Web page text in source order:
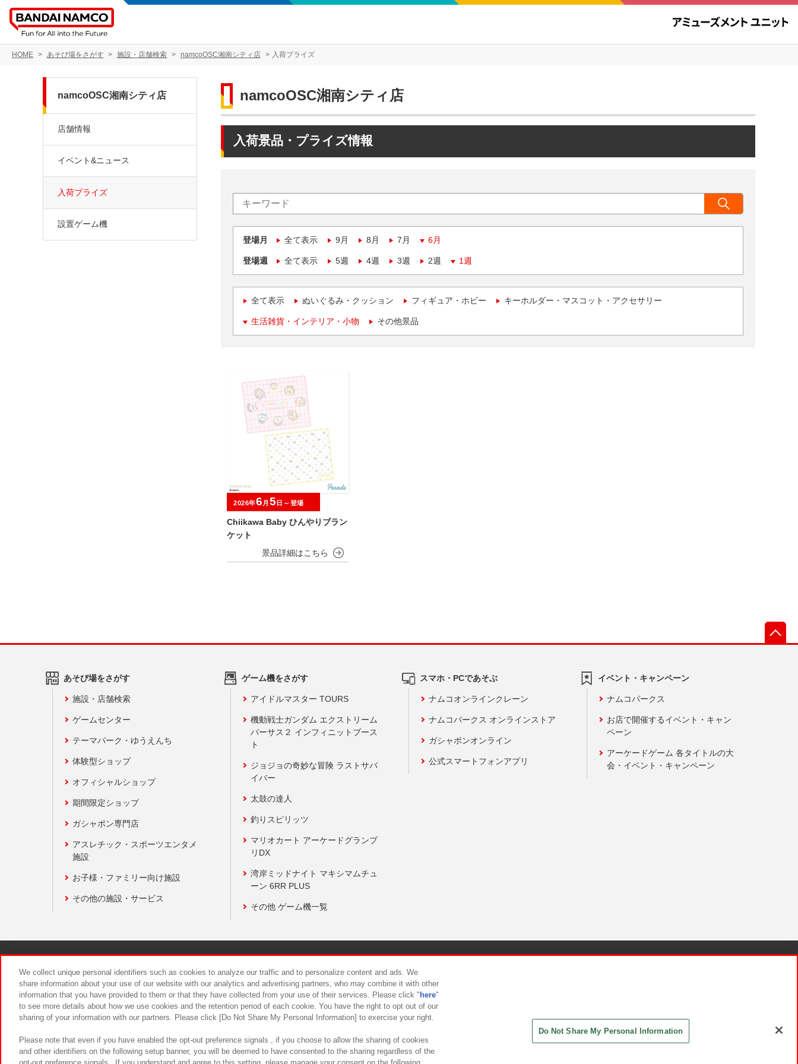
HOME あそび場をさがす 施設・店舗検索 namcoOSC湘南シティ店 入荷プライズ
namcoOSC湘南シティ店
入荷景品・プライズ情報
登場月 全て表示 9月 8月 7月 6月
登場週 全て表示 5週 4週 3週 2週 1週
全て表示 ぬいぐるみ・クッション フィギュア・ホビー キーホルダー・マスコット・アクセサリー
生活雑貨・インテリア・小物 その他景品
Chiikawa Baby ひんやりブラン
ケット
2026年6 月 5 日～登場
namcoOSC湘南シティ店
店舗情報
イベント&ニュース
入荷プライズ
設置ゲーム機
あそび場をさがす
施設・店舗検索
ゲームセンター
テーマパーク・ゆうえんち
体験型ショップ
オフィシャルショップ
期間限定ショップ
ガシャポン専門店
アスレチック・スポーツエンタメ
施設
お子様・ファミリー向け施設
その他の施設・サービス
ゲーム機をさがす
アイドルマスター TOURS
機動戦士ガンダム エクストリーム
バーサス２ インフィニットブース
ト
ジョジョの奇妙な冒険 ラストサバ
イバー
太鼓の達人
釣りスピリッツ
マリオカート アーケードグランプ
リDX
湾岸ミッドナイト マキシマムチュ
ーン 6RR PLUS
その他 ゲーム機一覧
スマホ・PCであそぶ
ナムコオンラインクレーン
ナムコパークス オンラインストア
ガシャポンオンライン
公式スマートフォンアプリ
イベント・キャンペーン
ナムコパークス
お店で開催するイベント・キャン
ペーン
アーケードゲーム 各タイトルの大
会・イベント・キャンペーン
食品のご提供について カスタマーハラスメント対応方針
We collect unique personal identifiers such as cookies to analyze our traffic and to personalize content and ads. We
share information about your use of our website with our analytics and advertising partners, who may combine it with other
information that you have provided to them or that they have collected from your use of their services. Please click " here"
to see more details about how we use cookies and the retention period of each cookie. You have the right to opt out of our
sharing of your information with our partners. Please click [Do Not Share My Personal Information] to exercise your right.
Please note that even if you have enabled the opt-out preference signals , if you choose to allow the sharing of cookies
and other identifiers on the following setup banner, you will be deemed to have consented to the sharing regardless of the
Do Not Share My Personal Information